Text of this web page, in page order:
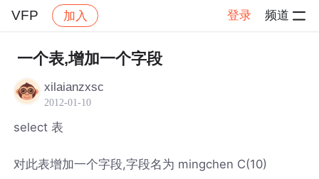
VFP 加入 登录 频道
社区 VFP 帖子详情
一个表,增加一个字段
xilaianzxsc
2012-01-10
select 表
对此表增加一个字段,字段名为 mingchen C(10)